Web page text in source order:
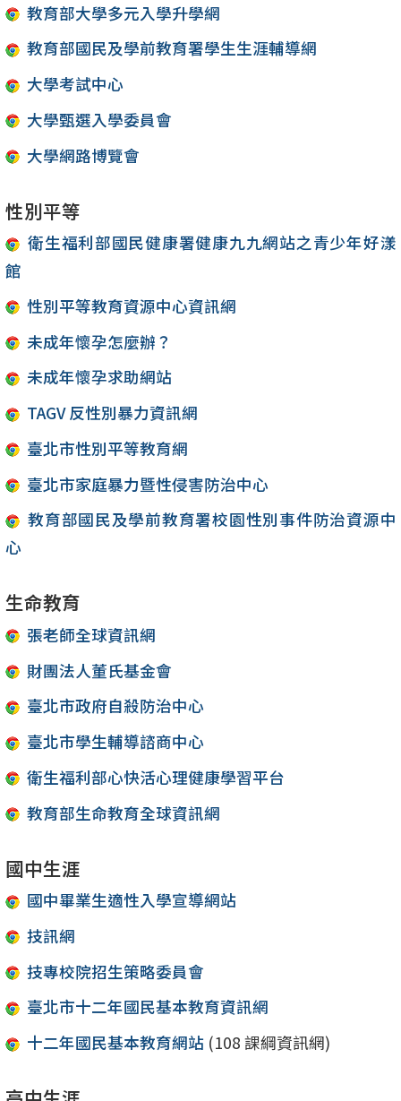
教育部大學多元入學升學網
教育部國民及學前教育署學生生涯輔導網
大學考試中心
大學甄選入學委員會
大學網路博覽會
性別平等
衛生福利部國民健康署健康九九網站之青少年好漾
館
性別平等教育資源中心資訊網
未成年懷孕怎麼辦？
未成年懷孕求助網站
TAGV 反性別暴力資訊網
臺北市性別平等教育網
臺北市家庭暴力暨性侵害防治中心
教育部國民及學前教育署校園性別事件防治資源中
心
生命教育
張老師全球資訊網
財團法人董氏基金會
臺北市政府自殺防治中心
臺北市學生輔導諮商中心
衛生福利部心快活心理健康學習平台
教育部生命教育全球資訊網
國中生涯
國中畢業生適性入學宣導網站
技訊網
技專校院招生策略委員會
臺北市十二年國民基本教育資訊網
十二年國民基本教育網站 (108 課綱資訊網)